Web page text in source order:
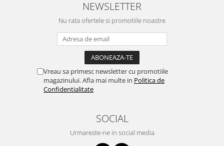
Articole si accesorii pentru baie
Baterii bucatarie
Baterii electrice
Baterii lavoar
Chiuvete bucatarie compozit
NEWSLETTER
Nu rata ofertele si promotiile noastre
Vreau sa primesc newsletter cu promotiile
magazinului. Afla mai multe in Politica de
Confidentialitate
SOCIAL
Urmareste-ne in social media